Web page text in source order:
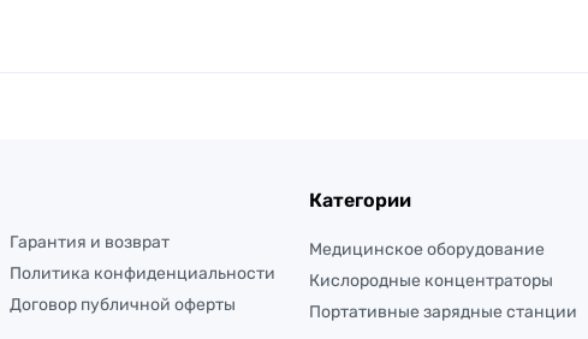
Гарантия и возврат
Политика конфиденциальности
Договор публичной оферты
Категории
Медицинское оборудование
Кислородные концентраторы
Портативные зарядные станции